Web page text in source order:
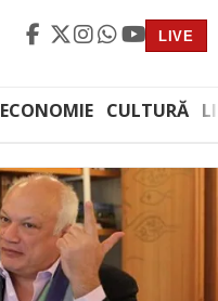
LIVE
ECONOMIE CULTURĂ